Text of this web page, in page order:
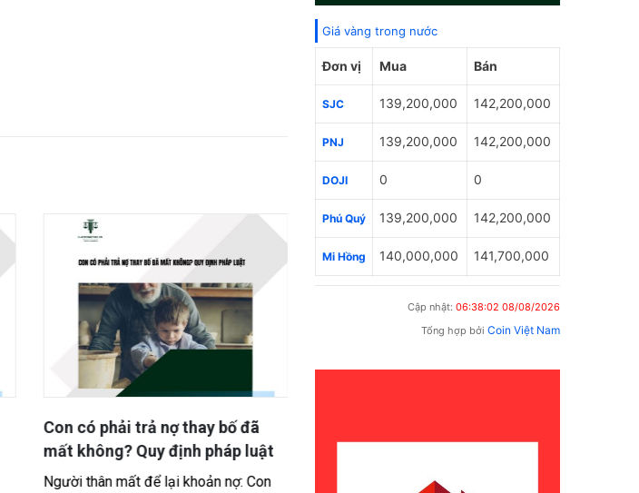
Con có phải trả nợ thay bố đã
mất không? Quy định pháp luật
Người thân mất để lại khoản nợ: Con
Tóm tắt tình huống Một người phụ nữ
Giá vàng trong nước
Đơn vị Mua Bán
SJC 139,200,000 142,200,000
PNJ 139,200,000 142,200,000
DOJI 0 0
Phú Quý 139,200,000 142,200,000
Mi Hồng 140,000,000 141,700,000
Cập nhật: 06:38:02 08/08/2026
Tổng hợp bởi Coin Việt Nam